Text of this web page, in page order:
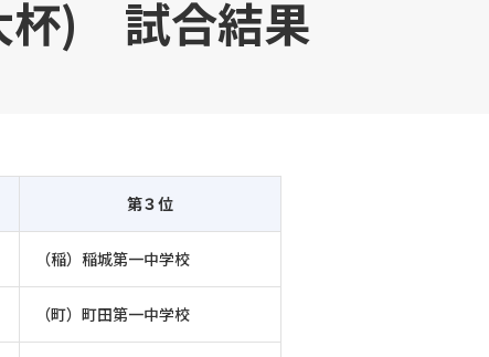
杯) 試合結果
第３位
（稲）稲城第一中学校
（町）町田第一中学校